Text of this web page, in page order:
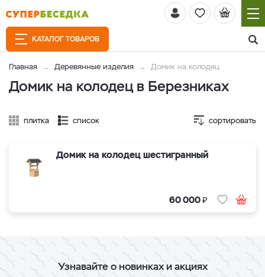
КАТАЛОГ ТОВАРОВ
Главная Деревянные изделия Домик на колодец
Домик на колодец в Березниках
плитка список сортировать
Домик на колодец шестигранный
60 000₽
Узнавайте о новинках и акциях